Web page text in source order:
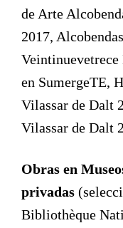
de Arte
2017,
Veintinuevetrece
en SumergeTE,
Vilassar de Dalt
Vilassar de Dalt
Obras en
privadas
Bibliothèque